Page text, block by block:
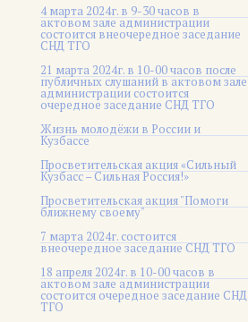
4 марта 2024г. в 9-30 часов в
актовом зале администрации
состоится внеочередное заседание
СНД ТГО
21 марта 2024г. в 10-00 часов после
публичных слушаний в актовом зале
администрации состоится
очередное заседание СНД ТГО
Жизнь молодёжи в России и
Кузбассе
Просветительская акция «Сильный
Кузбасс – Сильная Россия!»
Просветительская акция "Помоги
ближнему своему"
7 марта 2024г. состоится
внеочередное заседание СНД ТГО
18 апреля 2024г. в 10-00 часов в
актовом зале администрации
состоится очередное заседание СНД
ТГО